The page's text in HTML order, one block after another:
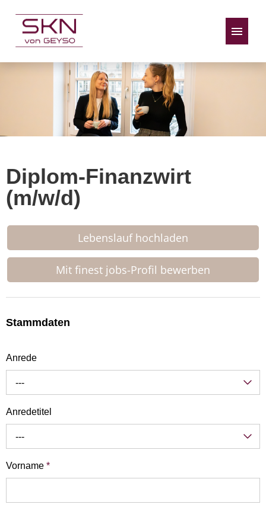
Stellenangebote
Diplom-Finanzwirt
(m/w/d)
Lebenslauf hochladen
Mit finest jobs-Profil bewerben
Stammdaten
Anrede
---
Anredetitel
---
Vorname *